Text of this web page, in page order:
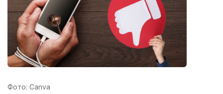
Фото: Canva